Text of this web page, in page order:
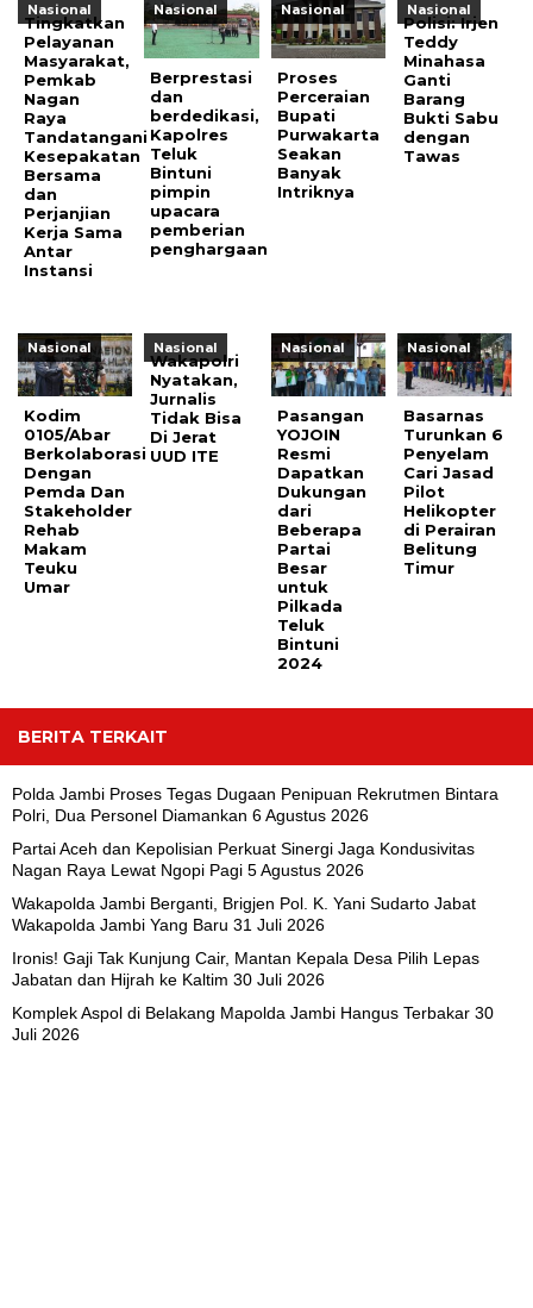
Nasional
Tingkatkan
Pelayanan
Masyarakat,
Pemkab
Nagan
Raya
Tandatangani
Kesepakatan
Bersama
dan
Perjanjian
Kerja Sama
Antar
Instansi
Nasional
Berprestasi
dan
berdedikasi,
Kapolres
Teluk
Bintuni
pimpin
upacara
pemberian
penghargaan
Nasional
Proses
Perceraian
Bupati
Purwakarta
Seakan
Banyak
Intriknya
Nasional
Polisi: Irjen
Teddy
Minahasa
Ganti
Barang
Bukti Sabu
dengan
Tawas
Nasional
Kodim
0105/Abar
Berkolaborasi
Dengan
Pemda Dan
Stakeholder
Rehab
Makam
Teuku
Umar
Nasional
Wakapolri
Nyatakan,
Jurnalis
Tidak Bisa
Di Jerat
UUD ITE
Nasional
Pasangan
YOJOIN
Resmi
Dapatkan
Dukungan
dari
Beberapa
Partai
Besar
untuk
Pilkada
Teluk
Bintuni
2024
Nasional
Basarnas
Turunkan 6
Penyelam
Cari Jasad
Pilot
Helikopter
di Perairan
Belitung
Timur
BERITA TERKAIT
Polda Jambi Proses Tegas Dugaan Penipuan Rekrutmen Bintara
Polri, Dua Personel Diamankan 6 Agustus 2026
Partai Aceh dan Kepolisian Perkuat Sinergi Jaga Kondusivitas
Nagan Raya Lewat Ngopi Pagi 5 Agustus 2026
Wakapolda Jambi Berganti, Brigjen Pol. K. Yani Sudarto Jabat
Wakapolda Jambi Yang Baru 31 Juli 2026
Ironis! Gaji Tak Kunjung Cair, Mantan Kepala Desa Pilih Lepas
Jabatan dan Hijrah ke Kaltim 30 Juli 2026
Komplek Aspol di Belakang Mapolda Jambi Hangus Terbakar 30
Juli 2026